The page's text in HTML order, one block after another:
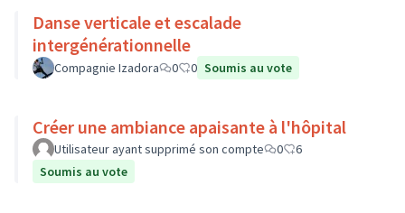
Danse verticale et escalade
intergénérationnelle
Compagnie Izadora 0 0 Soumis au vote
Créer une ambiance apaisante à l'hôpital
Utilisateur ayant supprimé son compte 0
6
Soumis au vote